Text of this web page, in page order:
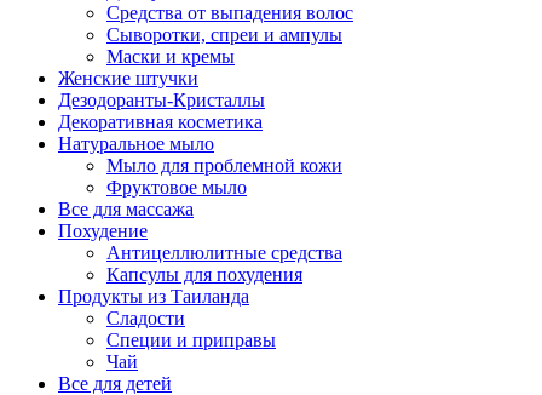
Средства от выпадения волос
Сыворотки, спреи и ампулы
Маски и кремы
Женские штучки
Дезодоранты-Кристаллы
Декоративная косметика
Натуральное мыло
Мыло для проблемной кожи
Фруктовое мыло
Все для массажа
Похудение
Антицеллюлитные средства
Капсулы для похудения
Продукты из Таиланда
Сладости
Специи и приправы
Чай
Все для детей